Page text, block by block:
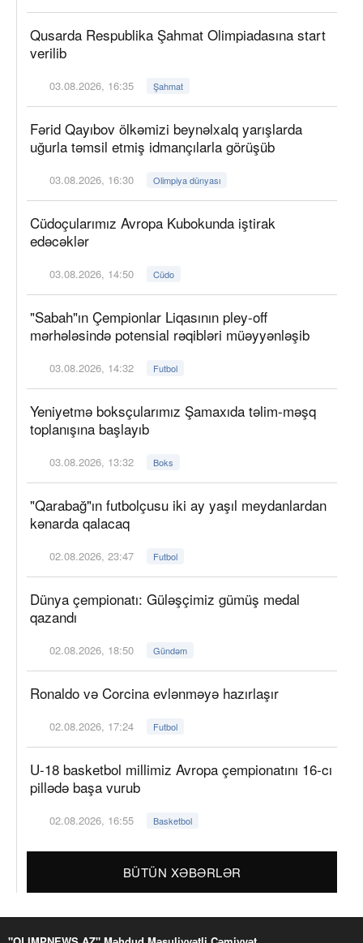
Qusarda Respublika Şahmat Olimpiadasına start
verilib
03.08.2026, 16:35 Şahmat
Fərid Qayıbov ölkəmizi beynəlxalq yarışlarda
uğurla təmsil etmiş idmançılarla görüşüb
03.08.2026, 16:30 Olimpiya dünyası
Cüdoçularımız Avropa Kubokunda iştirak
edəcəklər
03.08.2026, 14:50 Cüdo
"Sabah"ın Çempionlar Liqasının pley-off
mərhələsində potensial rəqibləri müəyyənləşib
03.08.2026, 14:32 Futbol
Yeniyetmə boksçularımız Şamaxıda təlim-məşq
toplanışına başlayıb
03.08.2026, 13:32 Boks
"Qarabağ"ın futbolçusu iki ay yaşıl meydanlardan
kənarda qalacaq
02.08.2026, 23:47 Futbol
Dünya çempionatı: Güləşçimiz gümüş medal
qazandı
02.08.2026, 18:50 Gündəm
Ronaldo və Corcina evlənməyə hazırlaşır
02.08.2026, 17:24 Futbol
U-18 basketbol millimiz Avropa çempionatını 16-cı
pillədə başa vurub
02.08.2026, 16:55 Basketbol
BÜTÜN XƏBƏRLƏR